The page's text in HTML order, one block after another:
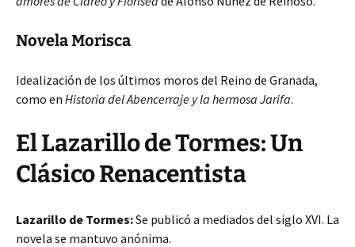
Novela Morisca
Idealización de los últimos moros del Reino de Granada,
como en Historia del Abencerraje y la hermosa Jarifa.
El Lazarillo de Tormes: Un
Clásico Renacentista
Lazarillo de Tormes:Se publicó a mediados del siglo XVI. La
novela se mantuvo anónima.